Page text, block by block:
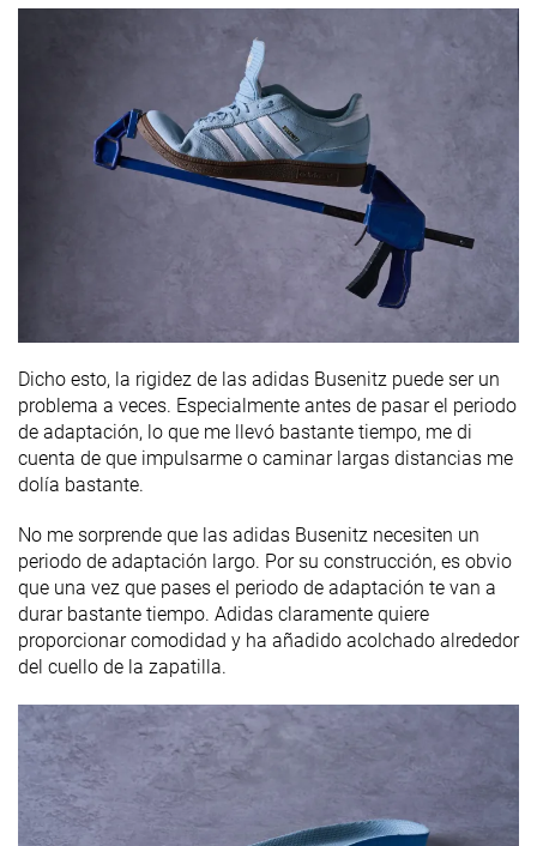
Dicho esto, la rigidez de las adidas Busenitz puede ser un
problema a veces. Especialmente antes de pasar el periodo
de adaptación, lo que me llevó bastante tiempo, me di
cuenta de que impulsarme o caminar largas distancias me
dolía bastante.
No me sorprende que las adidas Busenitz necesiten un
periodo de adaptación largo. Por su construcción, es obvio
que una vez que pases el periodo de adaptación te van a
durar bastante tiempo. Adidas claramente quiere
proporcionar comodidad y ha añadido acolchado alrededor
del cuello de la zapatilla.